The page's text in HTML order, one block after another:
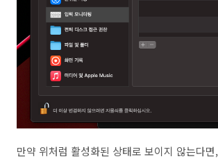
만약 위처럼 활성화된 상태로 보이지 않는다